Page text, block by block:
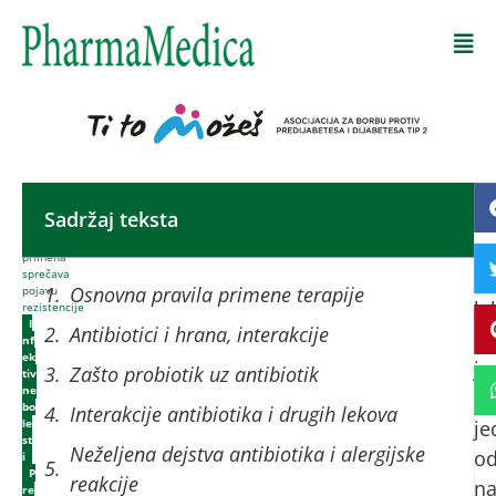
Antibiotici,
primena
sprečava
pojavu
rezistencije
I
nf
ek
tiv
ne
bo
le
st
i
P
re
Sadržaj teksta
Osnovna pravila primene terapije
Antibiotici i hrana, interakcije
Zašto probiotik uz antibiotik
Interakcije antibiotika i drugih lekova
Neželjena dejstva antibiotika i alergijske
reakcije
su
je